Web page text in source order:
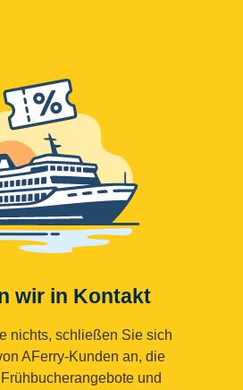
wir in Kontakt
nichts, schließen Sie sich
AFerry-Kunden an, die
und